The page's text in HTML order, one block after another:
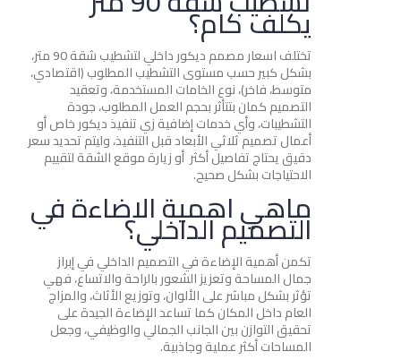
يكلف كام؟
تختلف اسعار مصمم ديكور داخلي لتشطيب شقة 90 متر،
بشكل كبير حسب مستوى التشطيب المطلوب (اقتصادي،
متوسط، فاخر)، نوع الخامات المستخدمة، وتعقيد
التصميم كمان بتتأثر بحجم العمل المطلوب، جودة
التشطيبات، وأي خدمات إضافية زي تنفيذ ديكور خاص أو
أعمال تصميم ثلاثي الأبعاد قبل التنفيذ، وليتم تحديد سعر
دقيق يحتاج تفاصيل أكثر أو زيارة موقع الشقة لتقييم
الاحتياجات بشكل صحيح.
ماهي اهمية الاضاءة في
التصميم الداخلي؟
تكمن أهمية الإضاءة في التصميم الداخلي في إبراز
جمال المساحة وتعزيز الشعور بالراحة والاتساع، فهي
تؤثر بشكل مباشر على الألوان، وتوزيع الأثاث، والمزاج
العام داخل المكان كما تساعد الإضاءة الجيدة على
تحقيق التوازن بين الجانب الجمالي والوظيفي، وجعل
المساحات أكثر عملية وجاذبية.